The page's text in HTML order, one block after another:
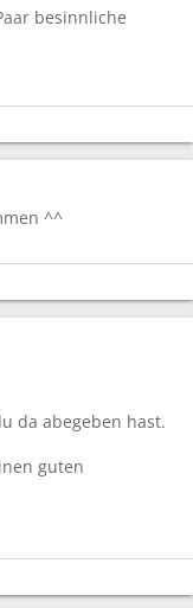
besinnliche
^^
da abegeben hast.
guten